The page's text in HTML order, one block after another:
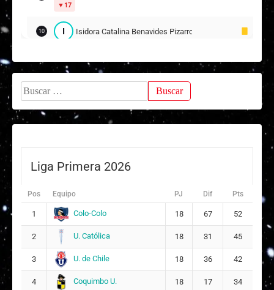
17
10 I Isidora Catalina Benavides Pizarro
M Martina Andrea Heredia Hernández
P Pascal Antonella Morales Bertoni
Suplentes
12 I Isidora Catalina Suazo Contreras
5
M
18
K Krishna Ayleen Letelier Hernández
11
Buscar:
Liga Primera 2026
Pos Equipo PJ Dif Pts
1 Colo-Colo 18 67 52
2 U. Católica 18 31 45
3 U. de Chile 18 36 42
4 Coquimbo U. 18 17 34